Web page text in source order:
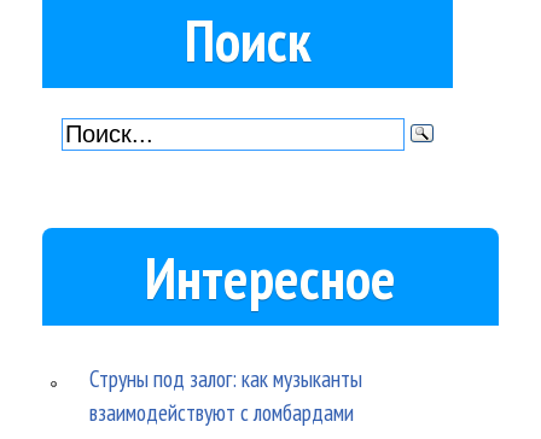
Поиск
Интересное
Струны под залог: как музыканты
взаимодействуют с ломбардами